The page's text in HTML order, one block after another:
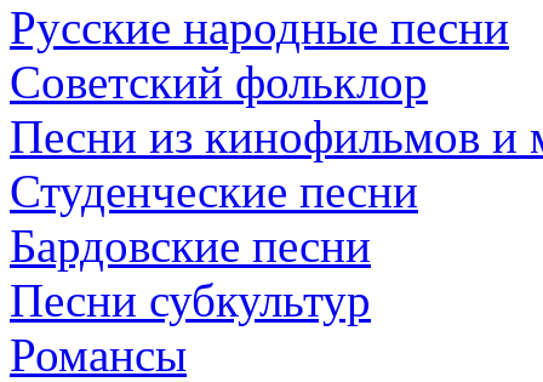
Русские народные песни
Советский фольклор
Песни из кинофильмов и
Студенческие песни
Бардовские песни
Песни субкультур
Романсы